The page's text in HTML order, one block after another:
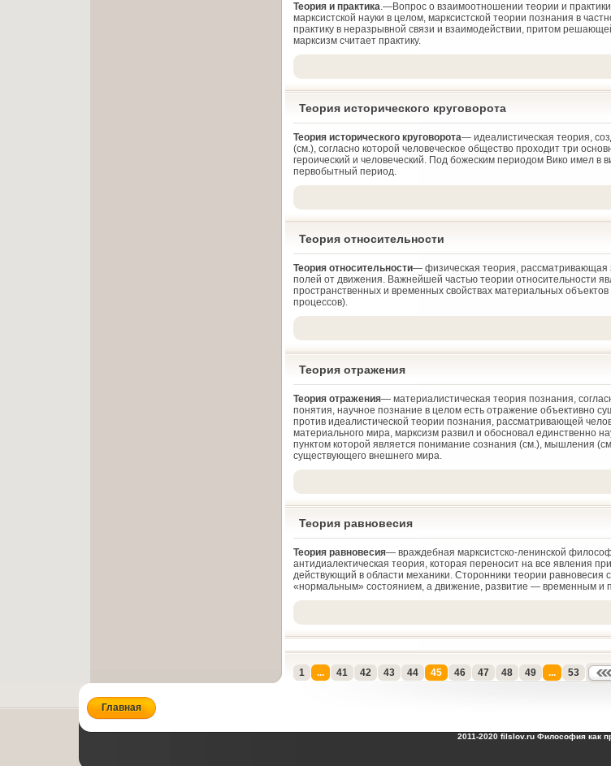
Теория и практика.—Вопрос о взаимоотношении теории и
марксистской науки в целом, марксистской теории познания в
практику в неразрывной связи и взаимодействии, притом
марксизм считает практику.
Теория исторического круговорота
Теория исторического круговорота— идеалистическая теория,
(см.), согласно которой человеческое общество проходит три
героический и человеческий. Под божеским периодом Вико имел в
первобытный период.
Теория относительности
Теория относительности— физическая теория, рассматривающая
полей от движения. Важнейшей частью теории относительности
пространственных и временных свойствах материальных
процессов).
Теория отражения
Теория отражения— материалистическая теория познания,
понятия, научное познание в целом есть отражение объективно
против идеалистической теории познания, рассматривающей
материального мира, марксизм развил и обосновал единственно
пунктом которой является понимание сознания (см.), мышления
существующего внешнего мира.
Теория равновесия
Теория равновесия— враждебная марксистско-ленинской
антидиалектическая теория, которая переносит на все явления
действующий в области механики. Сторонники теории равновесия
«нормальным» состоянием, а движение, развитие — временным и
1 ... 41 42 43 44 45 46 47 48 49 ... 53
Главная
2011-2020 filslov.ru Философия как